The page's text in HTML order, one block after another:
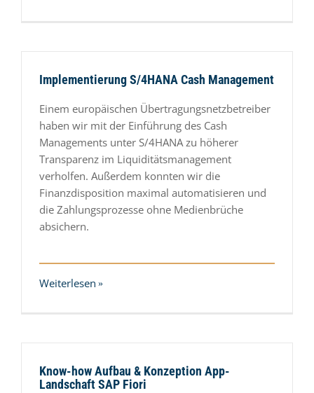
Implementierung S/4HANA Cash Management
Einem europäischen Übertragungsnetzbetreiber
haben wir mit der Einführung des Cash
Managements unter S/4HANA zu höherer
Transparenz im Liquiditätsmanagement
verholfen. Außerdem konnten wir die
Finanzdisposition maximal automatisieren und
die Zahlungsprozesse ohne Medienbrüche
absichern.
Weiterlesen
Know-how Aufbau & Konzeption App-
Landschaft SAP Fiori